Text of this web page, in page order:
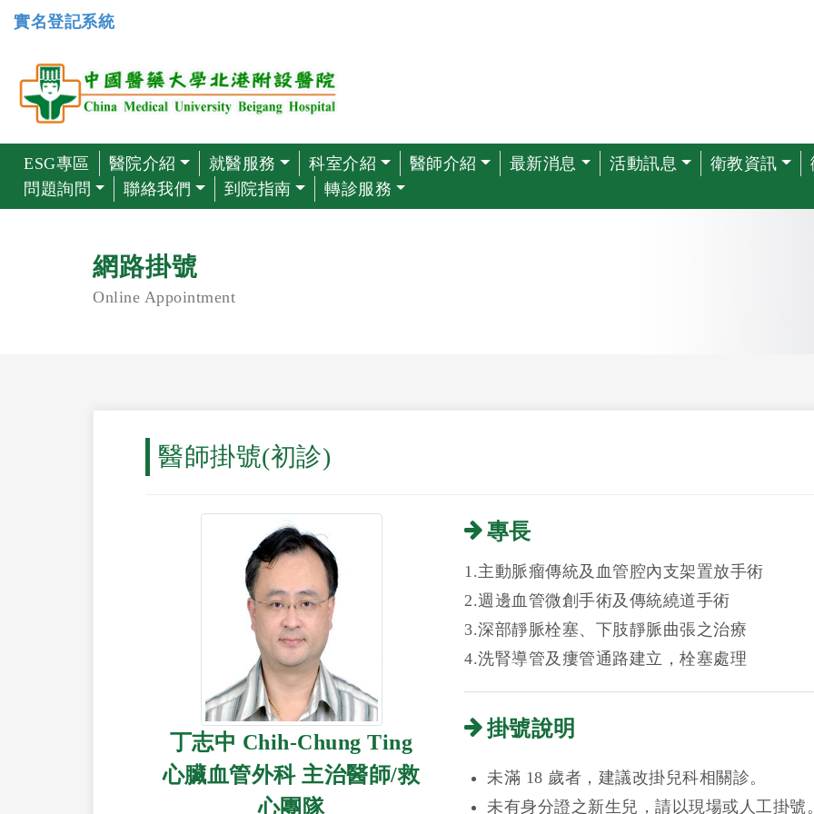
實名登記系統
ESG專區 醫院介紹 就醫服務 科室介紹 醫師介紹 最新消息 活動訊息 衛教資訊
問題詢問
聯絡我們 到院指南 轉診服務
網路掛號
Online Appointment
醫師掛號(初診)
丁志中 Chih-Chung Ting
心臟血管外科 主治醫師/救
心團隊
專長
1.主動脈瘤傳統及血管腔內支架置放手術
2.週邊血管微創手術及傳統繞道手術
3.深部靜脈栓塞、下肢靜脈曲張之治療
4.洗腎導管及瘻管通路建立，栓塞處理
掛號說明
未滿 18 歲者，建議改掛兒科相關診。
未有身分證之新生兒，請以現場或人工掛號